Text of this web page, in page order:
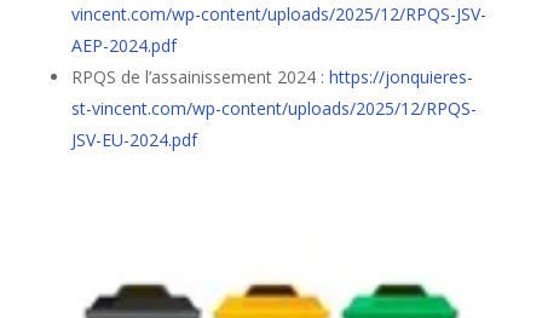
vincent.com/wp-content/uploads/2025/12/RPQS-JSV-
AEP-2024.pdf
RPQS de l’assainissement 2024 : https://jonquieres-
st-vincent.com/wp-content/uploads/2025/12/RPQS-
JSV-EU-2024.pdf